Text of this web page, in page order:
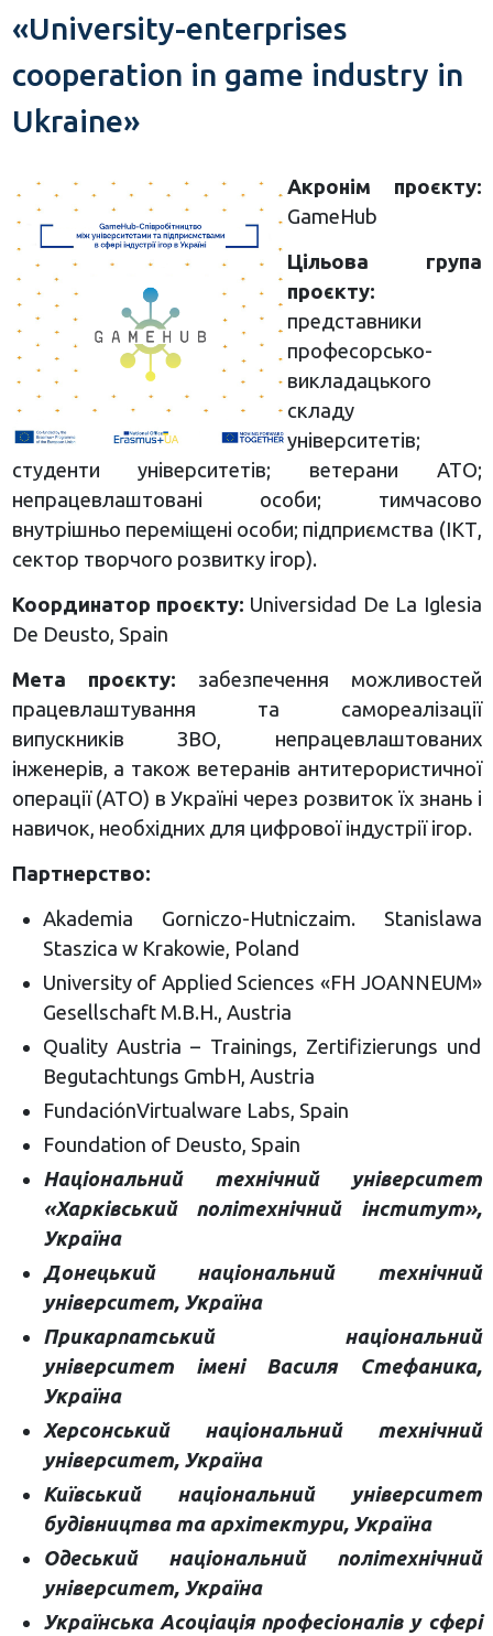
«University-enterprises
cooperation in game industry in
Ukraine»
Акронім проєкту:
GameHub
Цільова група
проєкту:
представники
професорсько-
викладацького
складу
університетів;
студенти університетів; ветерани АТО;
непрацевлаштовані особи; тимчасово
внутрішньо переміщені особи; підприємства (ІКТ,
сектор творчого розвитку ігор).
Координатор проєкту: Universidad De La Iglesia
De Deusto, Spain
Мета проєкту: забезпечення можливостей
працевлаштування та самореалізації
випускників ЗВО, непрацевлаштованих
інженерів, а також ветеранів антитерористичної
операції (АТО) в Україні через розвиток їх знань і
навичок, необхідних для цифрової індустрії ігор.
Партнерство:
Akademia Gorniczo-Hutniczaim. Stanislawa
Staszica w Krakowie, Poland
University of Applied Sciences «FH JOANNEUM»
Gesellschaft M.B.H., Austria
Quality Austria – Trainings, Zertifizierungs und
Begutachtungs GmbH, Austria
FundaciónVirtualware Labs, Spain
Foundation of Deusto, Spain
Національний технічний університет
«Харківський політехнічний інститут»,
Україна
Донецький національний технічний
університет, Україна
Прикарпатський національний
університет імені Василя Стефаника,
Україна
Херсонський національний технічний
університет, Україна
Київський національний університет
будівництва та архітектури, Україна
Одеський національний політехнічний
університет, Україна
Українська Асоціація професіоналів у сфері